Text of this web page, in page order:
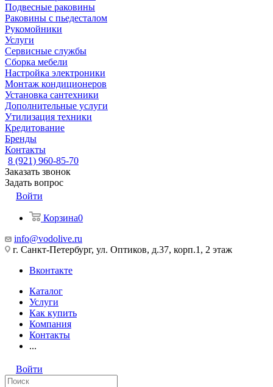
Подвесные раковины
Раковины с пьедесталом
Рукомойники
Услуги
Сервисные службы
Сборка мебели
Настройка электроники
Монтаж кондиционеров
Установка сантехники
Дополнительные услуги
Утилизация техники
Кредитование
Бренды
Контакты
8 (921) 960-85-70
Заказать звонок
Задать вопрос
Войти
Корзина0
info@vodolive.ru
г. Санкт-Петербург, ул. Оптиков, д.37, корп.1, 2 этаж
Вконтакте
Каталог
Услуги
Как купить
Компания
Контакты
...
Войти